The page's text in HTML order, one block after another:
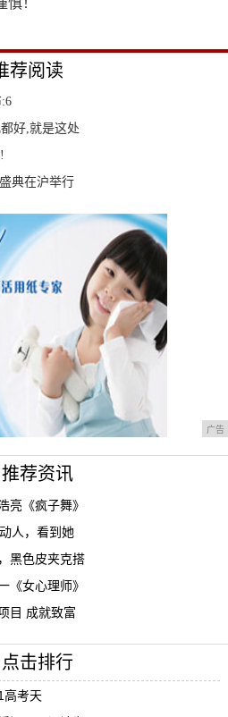
荐阅读
好,就是这处
典在沪举行
售1350元
广告
推荐资讯
亮《疯子舞》
人，看到她
黑色皮夹克搭
《女心理师》
目 成就致富
点击排行
高考天